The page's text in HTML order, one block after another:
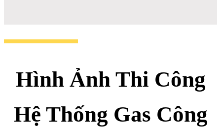
Hình Ảnh Thi Công
Hệ Thống Gas Công